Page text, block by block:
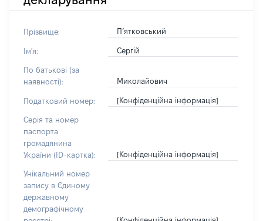
Прізвище: П’ятковський
Ім'я: Сергій
По батькові (за
наявності):
Миколайович
Податковий номер: [Конфіденційна інформація]
Серія та номер
паспорта
громадянина
України (ID-картка):
[Конфіденційна інформація]
Унікальний номер
запису в Єдиному
державному
демографічному